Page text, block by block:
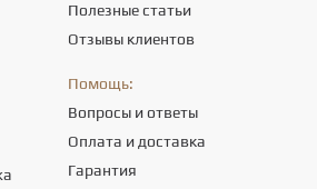
Полезные статьи
Отзывы клиентов
Помощь:
Вопросы и ответы
Оплата и доставка
Гарантия